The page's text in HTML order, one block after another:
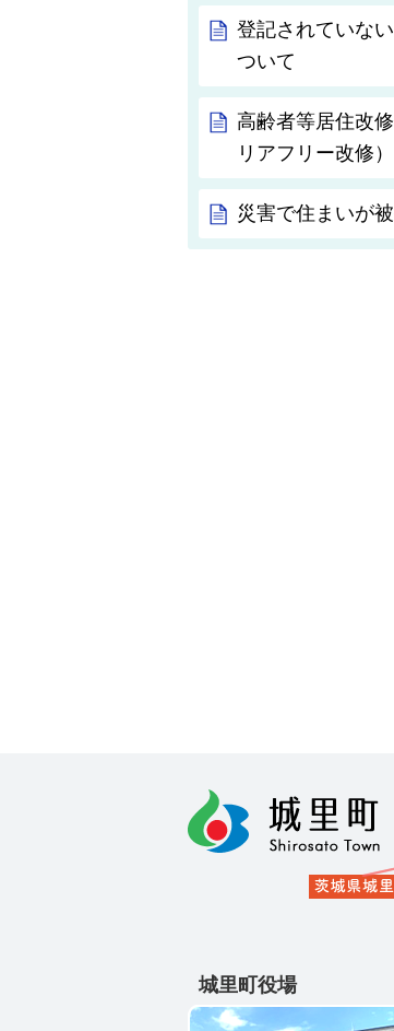
登記されていな
ついて
高齢者等居住改
リアフリー改修）
災害で住まいが
城里町役場